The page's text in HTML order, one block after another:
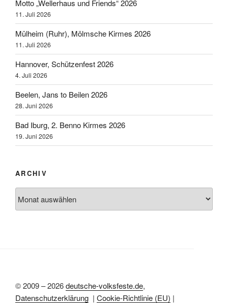
Motto „Wellerhaus und Friends“ 2026
11. Juli 2026
Mülheim (Ruhr), Mölmsche Kirmes 2026
11. Juli 2026
Hannover, Schützenfest 2026
4. Juli 2026
Beelen, Jans to Beilen 2026
28. Juni 2026
Bad Iburg, 2. Benno Kirmes 2026
19. Juni 2026
ARCHIV
© 2009 – 2026deutsche-volksfeste.de,
Datenschutzerklärung | Cookie-Richtlinie (EU) |